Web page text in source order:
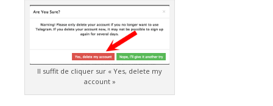
Il suffit de cliquer sur « Yes, delete my
account »